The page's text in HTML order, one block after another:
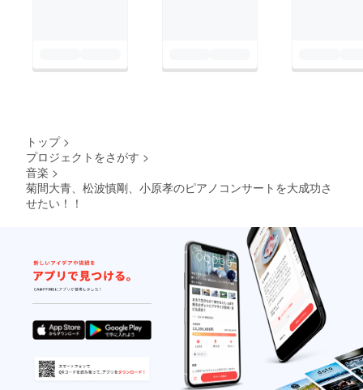
トップ >
プロジェクトをさがす >
音楽 >
菊間大青、松波慎剛、小原孝のピアノコンサートを大成功さ
せたい！！